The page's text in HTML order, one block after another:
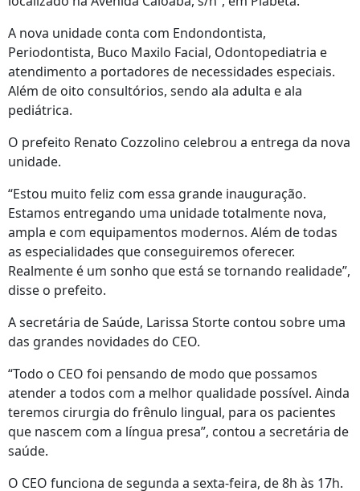
A nova unidade conta com Endondontista,
Periodontista, Buco Maxilo Facial, Odontopediatria e
atendimento a portadores de necessidades especiais.
Além de oito consultórios, sendo ala adulta e ala
pediátrica.
O prefeito Renato Cozzolino celebrou a entrega da nova
unidade.
“Estou muito feliz com essa grande inauguração.
Estamos entregando uma unidade totalmente nova,
ampla e com equipamentos modernos. Além de todas
as especialidades que conseguiremos oferecer.
Realmente é um sonho que está se tornando realidade”,
disse o prefeito.
A secretária de Saúde, Larissa Storte contou sobre uma
das grandes novidades do CEO.
“Todo o CEO foi pensando de modo que possamos
atender a todos com a melhor qualidade possível. Ainda
teremos cirurgia do frênulo lingual, para os pacientes
que nascem com a língua presa”, contou a secretária de
saúde.
O CEO funciona de segunda a sexta-feira, de 8h às 17h.